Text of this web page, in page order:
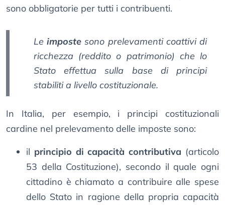
sono obbligatorie per tutti i contribuenti.
Leimposte sono prelevamenti coattivi di
ricchezza (reddito o patrimonio) che lo
Stato effettua sulla base di principi
stabiliti a livello costituzionale.
In Italia, per esempio, i principi costituzionali
cardine nel prelevamento delle imposte sono:
il principio di capacità contributiva (articolo
53 della Costituzione), secondo il quale ogni
cittadino è chiamato a contribuire alle spese
dello Stato in ragione della propria capacità